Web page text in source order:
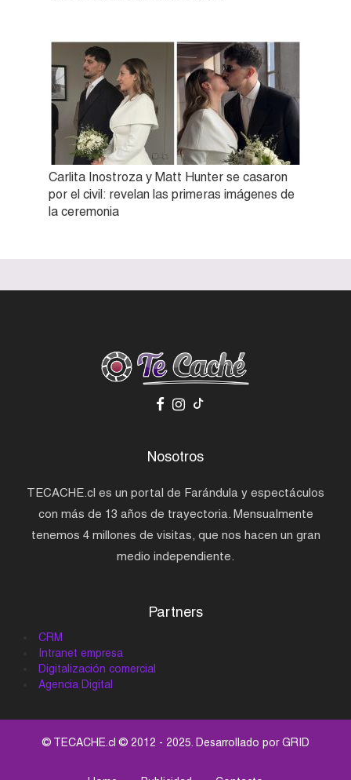
Carlita Inostroza y Matt Hunter se casaron
por el civil: revelan las primeras imágenes de
la ceremonia
Nosotros
TECACHE.cl es un portal de Farándula y espectáculos
con más de 13 años de trayectoria. Mensualmente
tenemos 4 millones de visitas, que nos hacen un gran
medio independiente.
Partners
CRM
Intranet empresa
Digitalización comercial
Agencia Digital
© TECACHE.cl © 2012 - 2025. Desarrollado porGRID